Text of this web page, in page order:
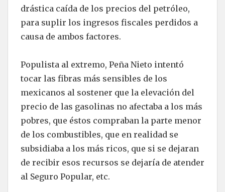
drástica caída de los precios del petróleo,
para suplir los ingresos fiscales perdidos a
causa de ambos factores.
Populista al extremo, Peña Nieto intentó
tocar las fibras más sensibles de los
mexicanos al sostener que la elevación del
precio de las gasolinas no afectaba a los más
pobres, que éstos compraban la parte menor
de los combustibles, que en realidad se
subsidiaba a los más ricos, que si se dejaran
de recibir esos recursos se dejaría de atender
al Seguro Popular, etc.